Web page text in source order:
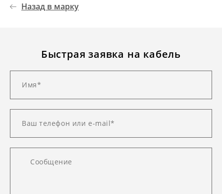
Назад в марку
Быстрая заявка на кабель